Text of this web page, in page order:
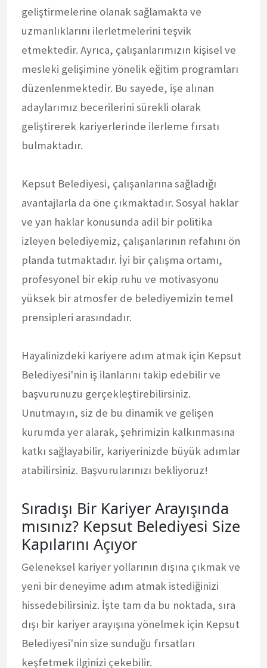
geliştirmelerine olanak sağlamakta ve
uzmanlıklarını ilerletmelerini teşvik
etmektedir. Ayrıca, çalışanlarımızın kişisel ve
mesleki gelişimine yönelik eğitim programları
düzenlenmektedir. Bu sayede, işe alınan
adaylarımız becerilerini sürekli olarak
geliştirerek kariyerlerinde ilerleme fırsatı
bulmaktadır.
Kepsut Belediyesi, çalışanlarına sağladığı
avantajlarla da öne çıkmaktadır. Sosyal haklar
ve yan haklar konusunda adil bir politika
izleyen belediyemiz, çalışanlarının refahını ön
planda tutmaktadır. İyi bir çalışma ortamı,
profesyonel bir ekip ruhu ve motivasyonu
yüksek bir atmosfer de belediyemizin temel
prensipleri arasındadır.
Hayalinizdeki kariyere adım atmak için Kepsut
Belediyesi'nin iş ilanlarını takip edebilir ve
başvurunuzu gerçekleştirebilirsiniz.
Unutmayın, siz de bu dinamik ve gelişen
kurumda yer alarak, şehrimizin kalkınmasına
katkı sağlayabilir, kariyerinizde büyük adımlar
atabilirsiniz. Başvurularınızı bekliyoruz!
Sıradışı Bir Kariyer Arayışında
mısınız? Kepsut Belediyesi Size
Kapılarını Açıyor
Geleneksel kariyer yollarının dışına çıkmak ve
yeni bir deneyime adım atmak istediğinizi
hissedebilirsiniz. İşte tam da bu noktada, sıra
dışı bir kariyer arayışına yönelmek için Kepsut
Belediyesi'nin size sunduğu fırsatları
keşfetmek ilginizi çekebilir.